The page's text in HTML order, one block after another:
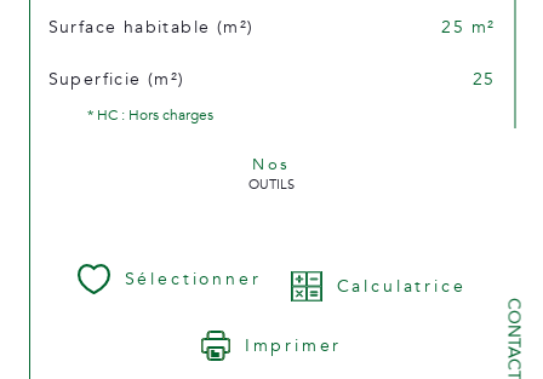
CONTACT
Surface habitable (m²) 25 m²
Superficie (m²) 25
* HC : Hors charges
Nos
OUTILS
Sélectionner Calculatrice
Imprimer